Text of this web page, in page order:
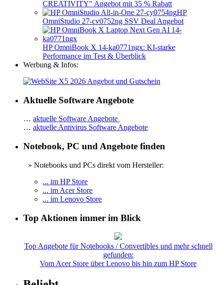
CREATIVITY" Angebot mit 35 % Rabatt
HP
OmniStudio 27-cv0752ng SSV Deal Angebot
HP OmniBook X 14-ka0771ngx: KI-starke
Performance im Test & Überblick
Werbung & Infos:
Aktuelle Software Angebote
… aktuelle Software Angebote
… aktuelle Antivirus Software Angebote
Notebook, PC und Angebote finden
» Notebooks und PCs direkt vom Hersteller:
... im HP Store
... im Acer Store
... im Lenovo Store
Top Aktionen immer im Blick
Top Angebote für Notebooks / Convertibles und mehr schnell
gefunden:
Vom Acer Store über Lenovo bis hin zum HP Store